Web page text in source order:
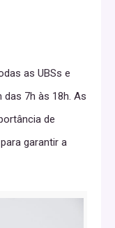
as UBSs e
das 7h às 18h. As
de
garantir a